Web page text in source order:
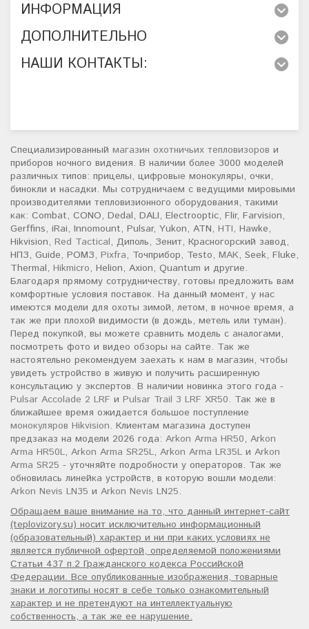
ИНФОРМАЦИЯ
ДОПОЛНИТЕЛЬНО
НАШИ КОНТАКТЫ:
Специализированный магазин охотничьих тепловизоров и
приборов ночного видения. В наличии более 3000 моделей
различных типов: прицелы, цифровые монокуляры, очки,
бинокли и насадки. Мы сотрудничаем с ведущими мировыми
производителями тепловизионного оборудования, такими
как: Combat, CONO, Dedal, DALI, Electrooptic, Flir, Farvision,
Gerffins, iRai, Innomount, Pulsar, Yukon, ATN, HTI, Hawke,
Hikvision, Red Tactical, Диполь, Зенит, Красногорский завод,
НПЗ, Guide, РОМЗ, Pixfra, Точприбор, Testo, MAK, Seek, Fluke,
Thermal, Hikmicro, Helion, Axion, Quantum и другие.
Благодаря прямому сотрудничеству, готовы предложить вам
комфортные условия поставок. На данный момент, у нас
имеются модели для охоты зимой, летом, в ночное время, а
так же при плохой видимости (в дождь, метель или туман).
Перед покупкой, вы можете сравнить модель с аналогами,
посмотреть фото и видео обзоры на сайте. Так же
настоятельно рекомендуем заехать к нам в магазин, чтобы
увидеть устройство в живую и получить расширенную
консультацию у экспертов. В наличии новинка этого года -
Pulsar Accolade 2 LRF и Pulsar Trail 3 LRF XR50. Так же в
ближайшее время ожидается большое поступление
монокуляров Hikvision. Клиентам магазина доступен
предзаказ на модели 2026 года: Arkon Arma HR50, Arkon
Arma HR50L, Arkon Arma SR25L, Arkon Arma LR35L и Arkon
Arma SR25 - уточняйте подробности у операторов. Так же
обновилась линейка устройств, в которую вошли модели:
Arkon Nevis LN35 и Arkon Nevis LN25.
Обращаем ваше внимание на то, что данный интернет-сайт
(teplovizory.su) носит исключительно информационный
(образовательный) характер и ни при каких условиях не
является публичной офертой, определяемой положениями
Статьи 437 п.2 Гражданского кодекса Российской
Федерации. Все опубликованные изображения, товарные
знаки и логотипы носят в себе только ознакомительный
характер и не претендуют на интеллектуальную
собственность, а так же ее нарушение.